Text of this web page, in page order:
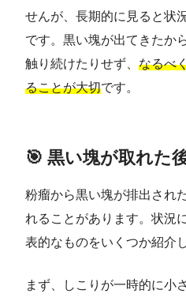
せんが、長期的に見ると状
です。黒い塊が出てきたか
触り続けたりせず、 なるべ
ることが大切です。
🎯 黒い塊が取れた
粉瘤から黒い塊が排出され
れることがあります。状況
表的なものをいくつか紹介
まず、しこりが一時的に小